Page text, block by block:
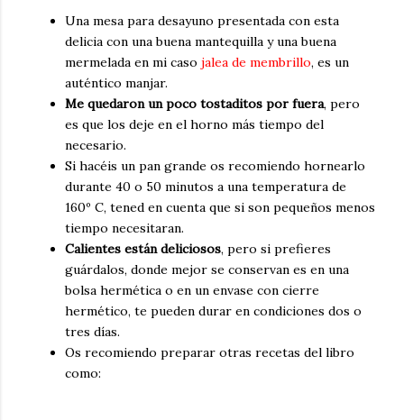
Una mesa para desayuno presentada con esta
delicia con una buena mantequilla y una buena
mermelada en mi caso jalea de membrillo, es un
auténtico manjar.
Me quedaron un poco tostaditos por fuera, pero
es que los deje en el horno más tiempo del
necesario.
Si hacéis un pan grande os recomiendo hornearlo
durante 40 o 50 minutos a una temperatura de
160º C, tened en cuenta que si son pequeños menos
tiempo necesitaran.
Calientes están deliciosos, pero si prefieres
guárdalos, donde mejor se conservan es en una
bolsa hermética o en un envase con cierre
hermético, te pueden durar en condiciones dos o
tres días.
Os recomiendo preparar otras recetas del libro
como: